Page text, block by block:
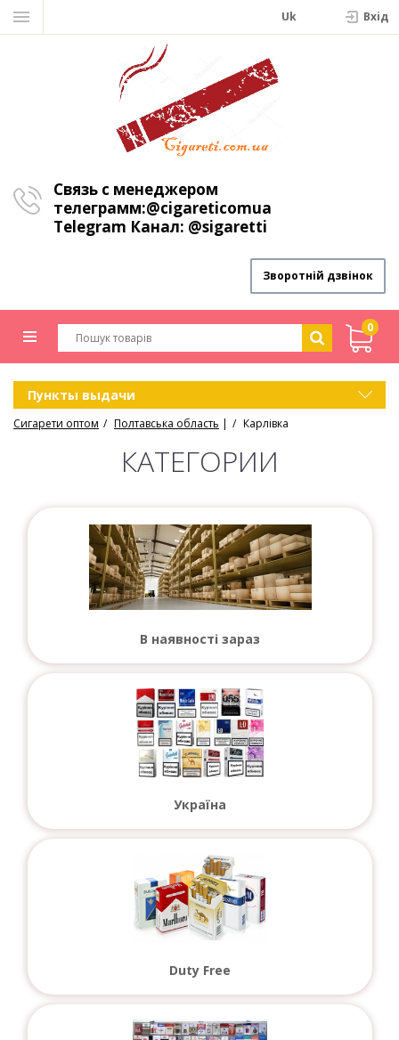
Uk Вхiд
Связь с менеджером
телеграмм:@cigareticomua
Telegram Канал: @sigaretti
Зворотній дзвінок
0
Пункты выдачи
Сигарети оптом Полтавська область | Карлівка
КАТЕГОРИИ
В наявності зараз
Україна
Duty Free